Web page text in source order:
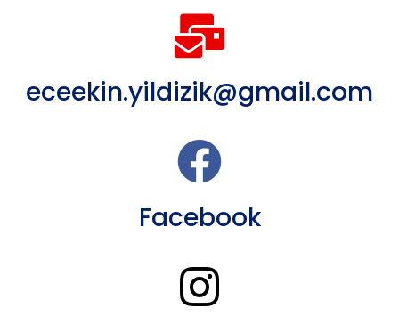
eceekin.yildizik@gmail.com
Facebook